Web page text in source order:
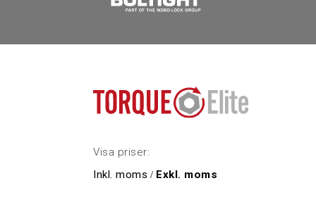
Visa priser:
Inkl. moms / Exkl. moms